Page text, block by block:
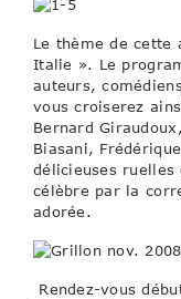
Le thème de cette
Italie ». Le
auteurs,
vous croiserez
Bernard
Biasani,
délicieuses ruelles
célèbre par la
adorée.
Rendez-vous